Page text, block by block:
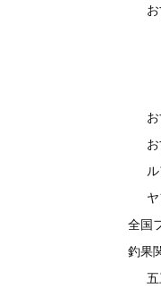
全国
釣果